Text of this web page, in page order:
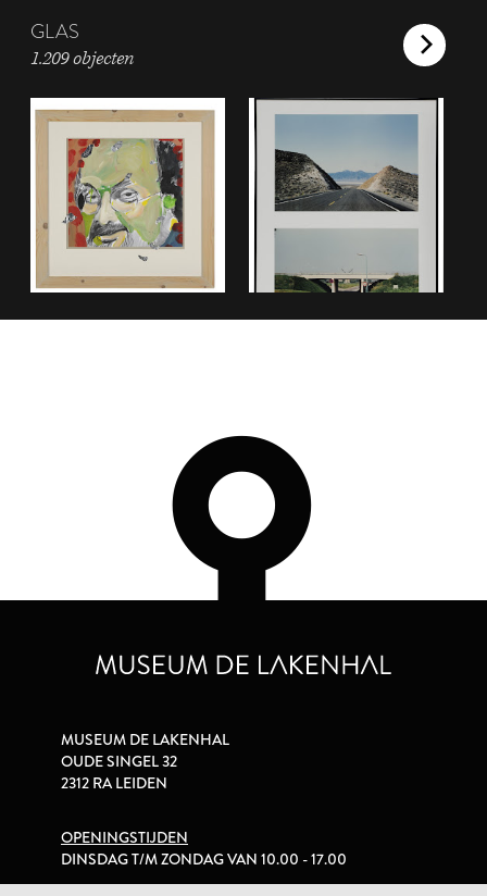
GLAS
1.209 objecten
MUSEUM DE LAKENHAL
OUDE SINGEL 32
2312 RA LEIDEN
OPENINGSTIJDEN
DINSDAG T/M ZONDAG VAN 10.00 - 17.00